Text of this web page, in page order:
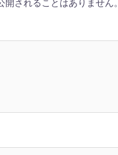
開されることはありません。